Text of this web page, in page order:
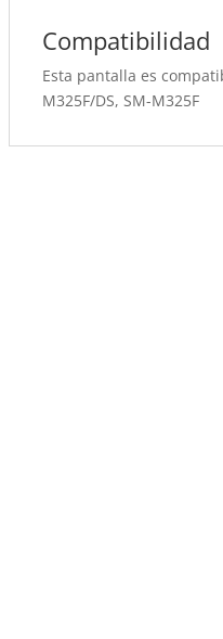
Compatibilidad
Esta pantalla es
M325F/DS, SM-M325F